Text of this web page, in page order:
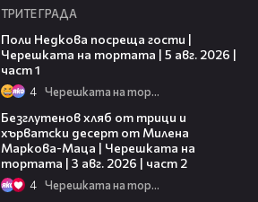
ТРИТЕ ГРАДА
Поли Недкова посреща гости |
Черешката на тортата | 5 авг. 2026 |
част 1
4 Черешката на тортата
Безглутенов хляб от трици и
хърватски десерт от Милена
Маркова-Маца | Черешката на
тортата | 3 авг. 2026 | част 2
4 Черешката на тортата